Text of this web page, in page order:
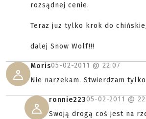
rozsądnej cenie.
Teraz juz tylko krok do
dalej Snow Wolf!!!
Moris05-02-2011 @ 22:07
Nie narzekam. Stwierdzam
ronnie22305-02-2011 @
Swoją drogą coś jest na